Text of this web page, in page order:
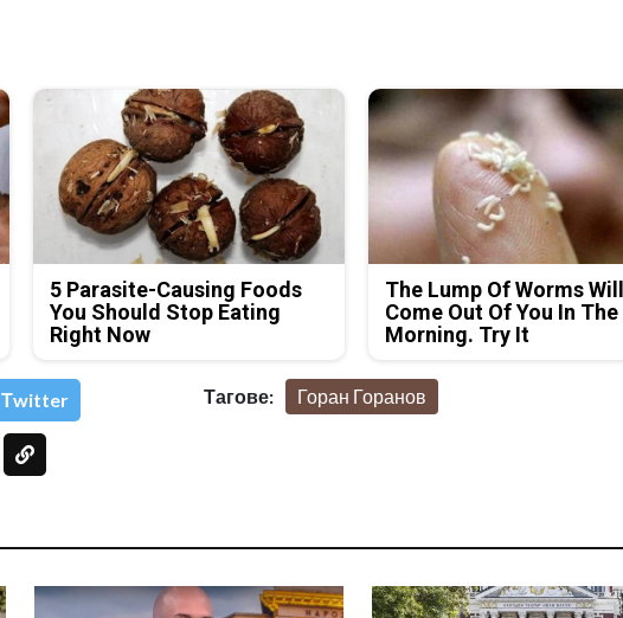
5 Parasite-Causing Foods
You Should Stop Eating
Right Now
The Lump Of Worms
Come Out Of You In The
Morning. Try It
Тwitter Тагове: Горан Горанов